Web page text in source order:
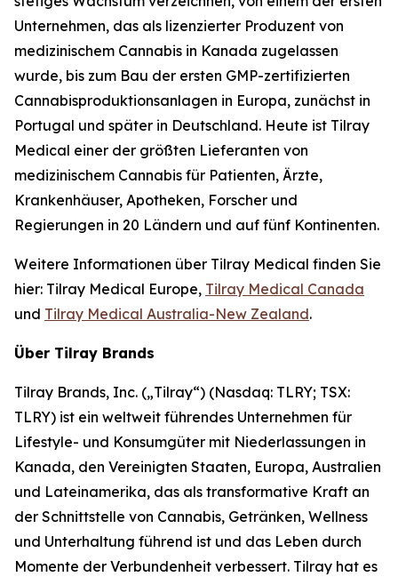
Unternehmen, das als lizenzierter Produzent von
medizinischem Cannabis in Kanada zugelassen
wurde, bis zum Bau der ersten GMP-zertifizierten
Cannabisproduktionsanlagen in Europa, zunächst in
Portugal und später in Deutschland. Heute ist Tilray
Medical einer der größten Lieferanten von
medizinischem Cannabis für Patienten, Ärzte,
Krankenhäuser, Apotheken, Forscher und
Regierungen in 20 Ländern und auf fünf Kontinenten.
Weitere Informationen über Tilray Medical finden Sie
hier: Tilray Medical Europe, Tilray Medical Canada
und Tilray Medical Australia-New Zealand.
Über Tilray Brands
Tilray Brands, Inc. („Tilray“) (Nasdaq: TLRY; TSX:
TLRY) ist ein weltweit führendes Unternehmen für
Lifestyle- und Konsumgüter mit Niederlassungen in
Kanada, den Vereinigten Staaten, Europa, Australien
und Lateinamerika, das als transformative Kraft an
der Schnittstelle von Cannabis, Getränken, Wellness
und Unterhaltung führend ist und das Leben durch
Momente der Verbundenheit verbessert. Tilray hat es